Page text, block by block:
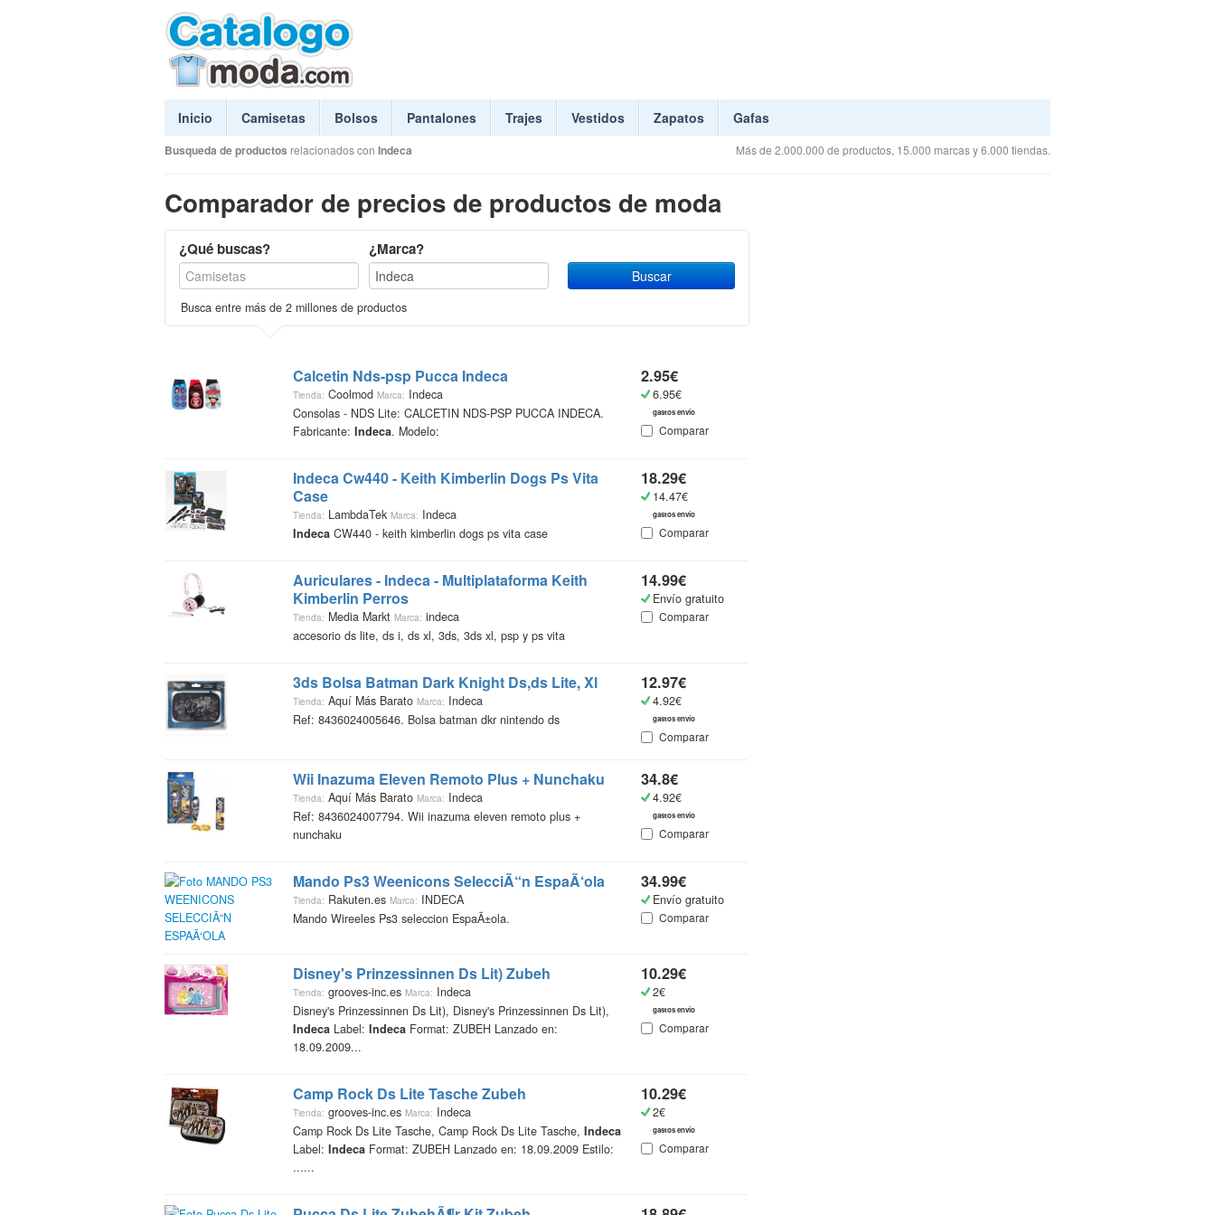
Inicio Camisetas Bolsos Pantalones Trajes Vestidos Zapatos Gafas
Busqueda de productos relacionados con Indeca Más de 2.000.000 de productos, 15.000 marcas y 6.000 tiendas.
Comparador de precios de productos de moda
¿Qué buscas? ¿Marca?
Busca entre más de 2 millones de productos
Calcetin Nds-psp Pucca Indeca
Tienda: Coolmod Marca: Indeca
Consolas - NDS Lite: CALCETIN NDS-PSP PUCCA INDECA.
Fabricante: Indeca. Modelo:
2.95€
6.95€
gastos envío
Comparar
IndecaCw440 - Keith Kimberlin Dogs Ps Vita
Case
Tienda: LambdaTek Marca: Indeca
IndecaCW440 - keith kimberlin dogs ps vita case
18.29€
14.47€
gastos envío
Comparar
Auriculares - Indeca- Multiplataforma Keith
Kimberlin Perros
Tienda: Media Markt Marca: indeca
accesorio ds lite, ds i, ds xl, 3ds, 3ds xl, psp y ps vita
14.99€
Envío gratuito
Comparar
3ds Bolsa Batman Dark Knight Ds,ds Lite, Xl
Tienda: Aquí Más Barato Marca: Indeca
Ref: 8436024005646. Bolsa batman dkr nintendo ds
12.97€
4.92€
gastos envío
Comparar
Wii Inazuma Eleven Remoto Plus + Nunchaku
Tienda: Aquí Más Barato Marca: Indeca
Ref: 8436024007794. Wii inazuma eleven remoto plus +
nunchaku
34.8€
4.92€
gastos envío
Comparar
Mando Ps3 Weenicons SelecciÃ“n EspaÃ‘ola
Tienda: Rakuten.es Marca: INDECA
Mando Wireeles Ps3 seleccion EspaÃ±ola.
34.99€
Envío gratuito
Comparar
Disney's Prinzessinnen Ds Lit) Zubeh
Tienda: grooves-inc.es Marca: Indeca
Disney's Prinzessinnen Ds Lit), Disney's Prinzessinnen Ds Lit),
IndecaLabel: IndecaFormat: ZUBEH Lanzado en:
18.09.2009...
10.29€
2€
gastos envío
Comparar
Camp Rock Ds Lite Tasche Zubeh
Tienda: grooves-inc.es Marca: Indeca
Camp Rock Ds Lite Tasche, Camp Rock Ds Lite Tasche, Indeca
Label: IndecaFormat: ZUBEH Lanzado en: 18.09.2009 Estilo:
......
10.29€
2€
gastos envío
Comparar